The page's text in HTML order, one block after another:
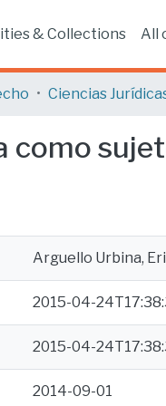
& Collections All
como
Arguello Urbina,
2015-04-
2015-04-
2014-09-01